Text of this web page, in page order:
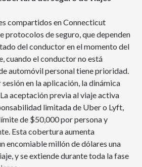
compartidos en Connecticut
protocolos de seguro, que dependen
del conductor en el momento del
cuando el conductor no está
automóvil personal tiene prioridad.
en la aplicación, la dinámica
aceptación previa al viaje activa
limitada de Uber o Lyft,
de $50,000 por persona y
Esta cobertura aumenta
encomiable millón de dólares una
y se extiende durante toda la fase